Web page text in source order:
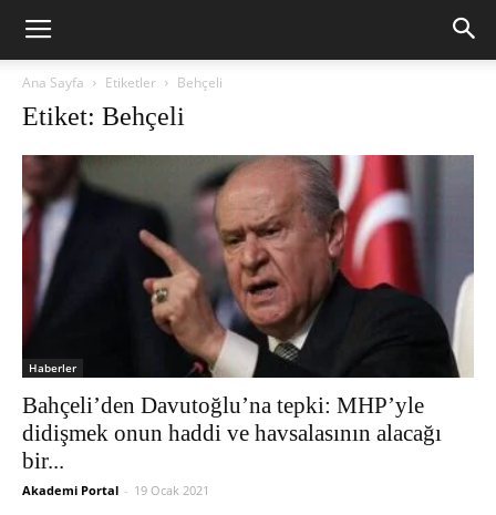
Ana Sayfa Etiketler Behçeli
Etiket: Behçeli
Haberler
Bahçeli’den Davutoğlu’na tepki: MHP’yle
didişmek onun haddi ve havsalasının alacağı
bir...
Akademi Portal - 19 Ocak 2021